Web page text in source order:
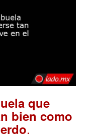
que
bien como
.